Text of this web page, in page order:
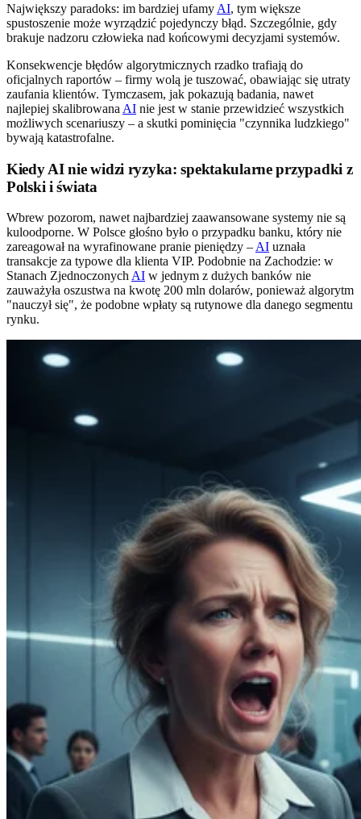
Największy paradoks: im bardziej ufamy AI, tym większe
spustoszenie może wyrządzić pojedynczy błąd. Szczególnie, gdy
brakuje nadzoru człowieka nad końcowymi decyzjami systemów.
Konsekwencje błędów algorytmicznych rzadko trafiają do
oficjalnych raportów – firmy wolą je tuszować, obawiając się utraty
zaufania klientów. Tymczasem, jak pokazują badania, nawet
najlepiej skalibrowana AI nie jest w stanie przewidzieć wszystkich
możliwych scenariuszy – a skutki pominięcia "czynnika ludzkiego"
bywają katastrofalne.
Kiedy AI nie widzi ryzyka: spektakularne przypadki z
Polski i świata
Wbrew pozorom, nawet najbardziej zaawansowane systemy nie są
kuloodporne. W Polsce głośno było o przypadku banku, który nie
zareagował na wyrafinowane pranie pieniędzy – AI uznała
transakcje za typowe dla klienta VIP. Podobnie na Zachodzie: w
Stanach Zjednoczonych AI w jednym z dużych banków nie
zauważyła oszustwa na kwotę 200 mln dolarów, ponieważ algorytm
"nauczył się", że podobne wpłaty są rutynowe dla danego segmentu
rynku.